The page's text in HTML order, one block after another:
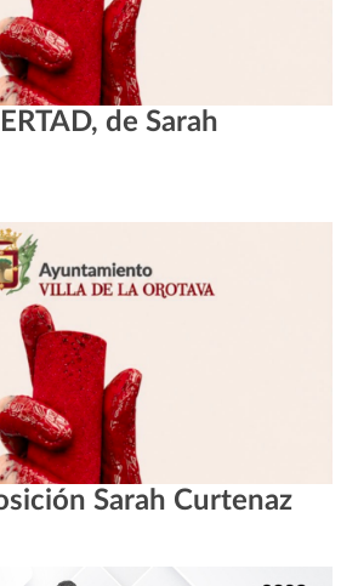
de Sarah
Sarah Curtenaz